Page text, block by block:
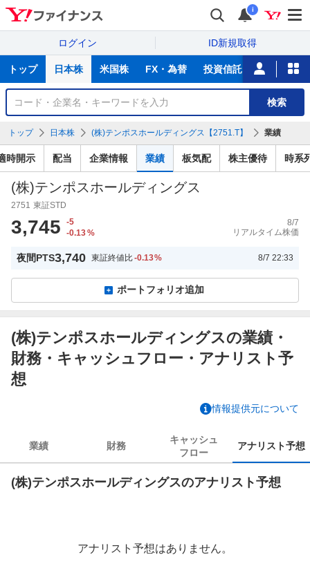
i
ログイン ID新規取得
サ
トップ 日本株 米国株 FX・為替 投資信託 ニュース
銘
検
索
検索
トップ 日本株 (株)テンポスホールディングス【2751.T】 業績
時開示 配当 企業情報 業績 板気配 株主優待 時系
(株)テンポスホールディングス
2751 東証STD
3,745
-5
-0.13%
8/7
リアルタイム株価
夜間PTS3,740 東証終値比-0.13% 8/7 22:33
ポートフォリオ追加
(株)テンポスホールディングスの業績・
財務・キャッシュフロー・アナリスト予
想
情報提供元について
業績 財務
キャッシュ
フロー
アナリスト予想
(株)テンポスホールディングスのアナリスト予想
アナリスト予想はありません。